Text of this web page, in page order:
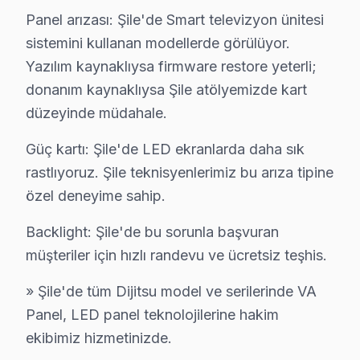
Şile'de devre kartı onarımında BGA yeniden
• Yazılım ve Firmware Yükseltmesi
Smart TV yazılım sorunlarını, firmware
• Şile'de Sürekli Eğitim Programları
Yazılım güncellemesinden chip-level tamire kadar
» Teknik yetkinlik ile güvenilirliği bir arada
Şile'de televizyon servis ihtiyacınız için, güvenilir ve
Şile Dijitsu uzman ekibimiz, Şile bölge genelinde
Şile'de Dijitsu teknik destek hizmetimiz TV
Şile Dijitsu servis ekibi olarak, Şile'de Dijitsu
Panel arızası: Şile'de Smart televizyon ünitesi
sistemini kullanan modellerde görülüyor.
Yazılım kaynaklıysa firmware restore yeterli;
donanım kaynaklıysa Şile atölyemizde kart
düzeyinde müdahale.
Güç kartı: Şile'de LED ekranlarda daha sık
rastlıyoruz. Şile teknisyenlerimiz bu arıza tipine
özel deneyime sahip.
Backlight: Şile'de bu sorunla başvuran
müşteriler için hızlı randevu ve ücretsiz teşhis.
» Şile'de tüm Dijitsu model ve serilerinde VA
Panel, LED panel teknolojilerine hakim
ekibimiz hizmetinizde.